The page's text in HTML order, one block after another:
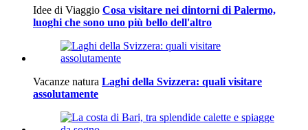
Idee di Viaggio Cosa visitare nei dintorni di Palermo,
luoghi che sono uno più bello dell'altro
Vacanze natura Laghi della Svizzera: quali visitare
assolutamente